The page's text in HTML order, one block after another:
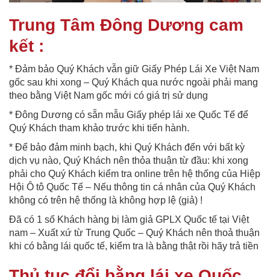
Trung Tâm Đông Dương cam
kết :
* Đảm bảo Quý Khách vẫn giữ Giấy Phép Lái Xe Việt Nam
gốc sau khi xong – Quý Khách qua nước ngoài phải mang
theo bằng Việt Nam gốc mới có giá trị sử dụng
* Đông Dương có sẵn mẫu Giấy phép lái xe Quốc Tế để
Quý Khách tham khảo trước khi tiến hành.
* Để bảo đảm minh bạch, khi Quý Khách đến với bất kỳ
dịch vụ nào, Quý Khách nên thỏa thuận từ đầu: khi xong
phải cho Quý Khách kiểm tra online trên hệ thống của Hiệp
Hội Ô tô Quốc Tế – Nếu thông tin cá nhân của Quý Khách
không có trên hệ thống là không hợp lệ (giả) !
Đã có 1 số Khách hàng bị làm giả GPLX Quốc tế tại Việt
nam – Xuất xứ từ Trung Quốc – Quý Khách nên thoả thuận
khi có bằng lái quốc tế, kiểm tra là bằng thật rồi hãy trả tiền